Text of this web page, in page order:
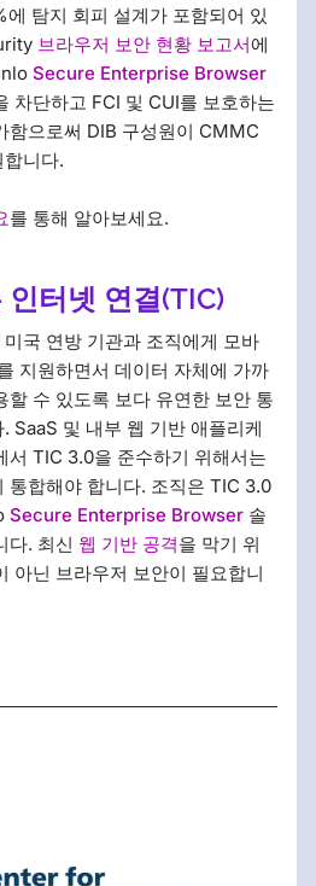
탐지 회피 설계가 포함되어 있
브라우저 보안 현황 보고서에
Secure Enterprise Browser
차단하고 FCI 및 CUI를 보호하는
함으로써 DIB 구성원이 CMMC
니다.
를 통해 알아보세요.
터넷 연결(TIC)
국 연방 기관과 조직에게 모바
지원하면서 데이터 자체에 가까
할 수 있도록 보다 유연한 보안 통
SaaS 및 내부 웹 기반 애플리케
서 TIC 3.0을 준수하기 위해서는
통합해야 합니다. 조직은 TIC 3.0
Secure Enterprise Browser 솔
다. 최신 웹 기반 공격을 막기 위
아닌 브라우저 보안이 필요합니